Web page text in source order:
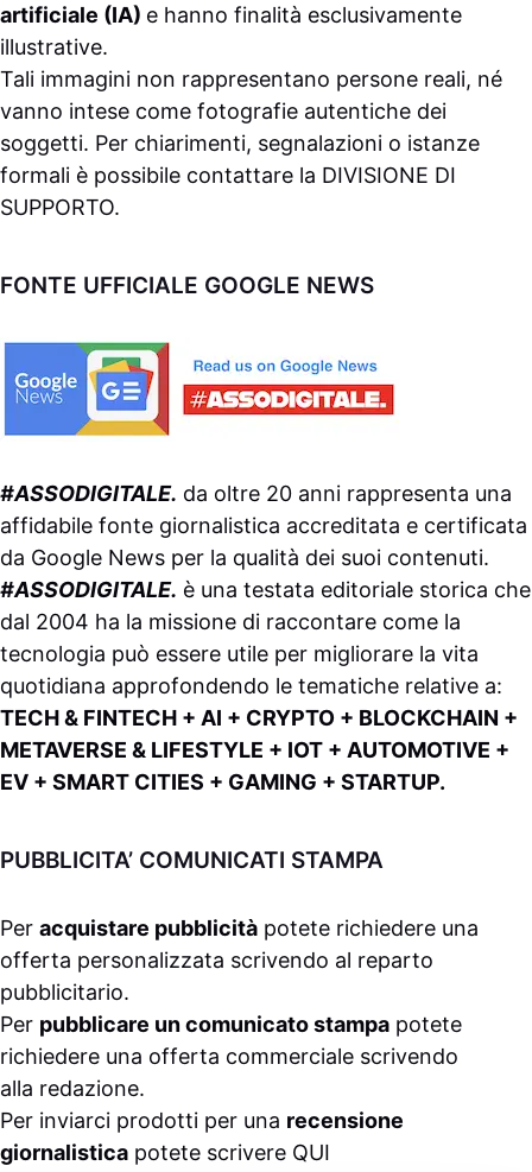
artificiale (IA) e hanno finalità esclusivamente
illustrative.
Tali immagini non rappresentano persone reali, né
vanno intese come fotografie autentiche dei
soggetti. Per chiarimenti, segnalazioni o istanze
formali è possibile contattare la DIVISIONE DI
SUPPORTO.
FONTE UFFICIALE GOOGLE NEWS
#ASSODIGITALE. da oltre 20 anni rappresenta una
affidabile fonte giornalistica accreditata e certificata
da Google News per la qualità dei suoi contenuti.
#ASSODIGITALE. è una testata editoriale storica che
dal 2004 ha la missione di raccontare come la
tecnologia può essere utile per migliorare la vita
quotidiana approfondendo le tematiche relative a:
TECH & FINTECH + AI + CRYPTO + BLOCKCHAIN +
METAVERSE & LIFESTYLE + IOT + AUTOMOTIVE +
EV + SMART CITIES + GAMING + STARTUP.
PUBBLICITA’ COMUNICATI STAMPA
Per acquistare pubblicità potete richiedere una
offerta personalizzata scrivendo al reparto
pubblicitario.
Per pubblicare un comunicato stampa potete
richiedere una offerta commerciale scrivendo
alla redazione.
Per inviarci prodotti per una recensione
giornalistica potete scrivere QUI